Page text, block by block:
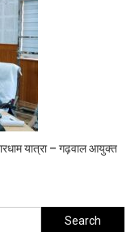
यात्रा – गढ़वाल आयुक्त
Search